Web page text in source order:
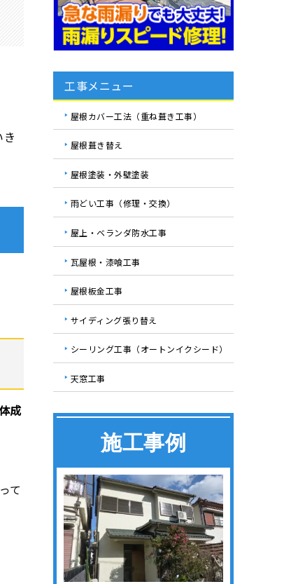
成
て
工事メニュー
屋根カバー工法（重ね葺き工事）
屋根葺き替え
屋根塗装・外壁塗装
雨どい工事（修理・交換）
屋上・ベランダ防水工事
瓦屋根・漆喰工事
屋根板金工事
サイディング張り替え
シーリング工事（オートンイクシード）
天窓工事
施工事例